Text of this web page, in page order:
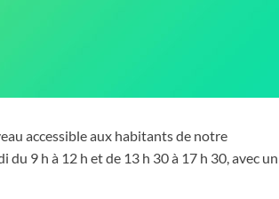
accessible aux habitants de notre
9 h à 12 h et de 13 h 30 à 17 h 30, avec un